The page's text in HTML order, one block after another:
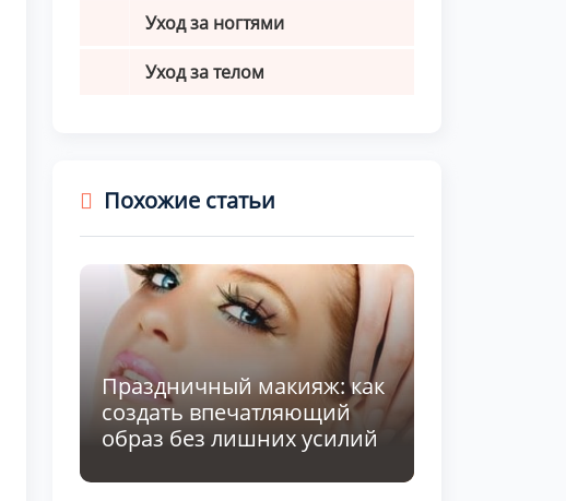
Уход за ногтями
Уход за телом
Похожие статьи
Праздничный макияж: как
создать впечатляющий
образ без лишних усилий